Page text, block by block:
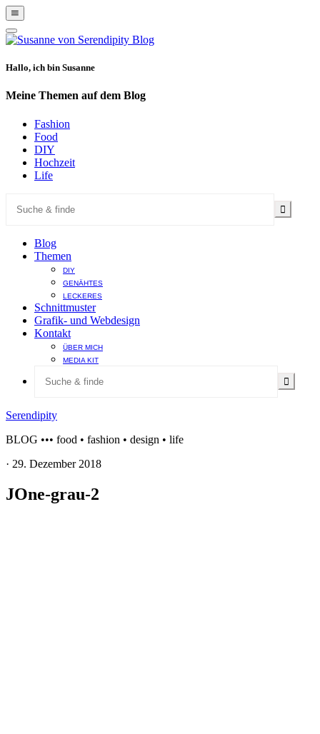
Show
Offscreen
Content
Hide
Offscreen
Hallo, ich bin Susanne
Meine Themen auf dem Blog
Fashion
Food
DIY
Hochzeit
Life
Blog
Themen
DIY
GENÄHTES
LECKERES
Schnittmuster
Grafik- und Webdesign
Kontakt
ÜBER MICH
MEDIA KIT
Serendipity
BLOG ••• food • fashion • design • life
· 29. Dezember 2018
JOne-grau-2